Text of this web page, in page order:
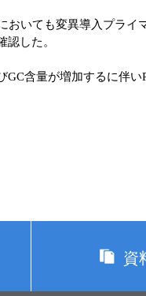
おいても変異導入プラ
認した。
含量が増加するに伴い
資